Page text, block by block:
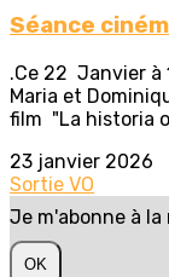
Séance
.Ce 22 Janvier à
Maria et
film "La historia
23 janvier 2026
Sortie VO
Je m'abonne à
OK